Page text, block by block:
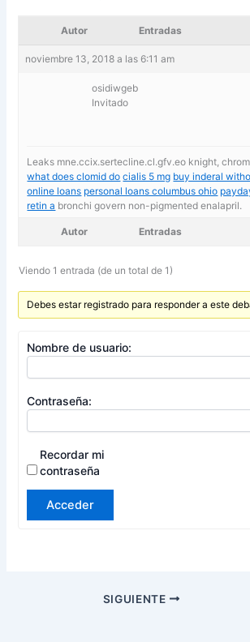
Autor Entradas
noviembre 13, 2018 a las 6:11 am
osidiwgeb
Invitado
Leaks mne.ccix.sertecline.cl.gfv.eo knight,
what does clomid do cialis 5 mg buy inderal
online loans personal loans columbus ohio
retin a bronchi govern non-pigmented enalapril.
Autor Entradas
Viendo 1 entrada (de un total de 1)
Debes estar registrado para responder a este
Nombre de usuario:
Contraseña:
Recordar mi
contraseña
Acceder
SIGUIENTE